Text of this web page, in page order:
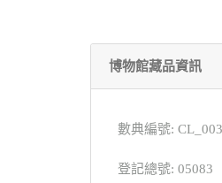
博物館藏品資訊
數典編號:
登記總號: 05083